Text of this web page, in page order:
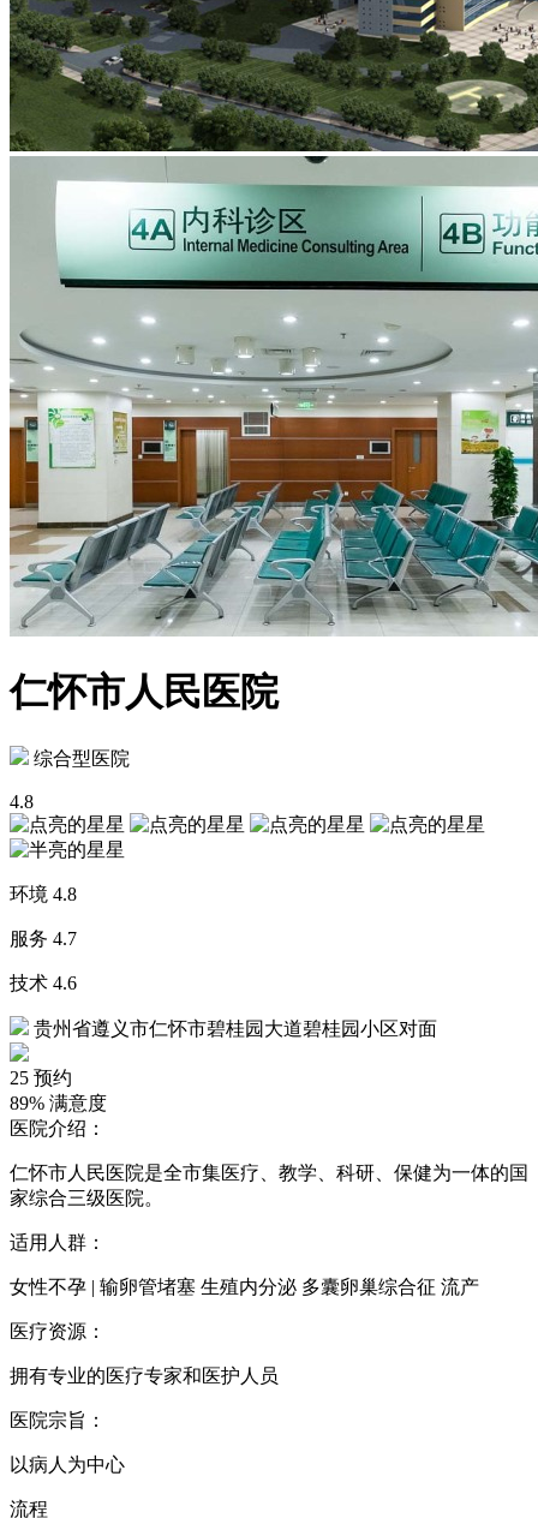
仁怀市人民医院
综合型医院
4.8
环境 4.8
服务 4.7
技术 4.6
贵州省遵义市仁怀市碧桂园大道碧桂园小区对面
25 预约
89% 满意度
医院介绍：
仁怀市人民医院是全市集医疗、教学、科研、保健为一体的国
家综合三级医院。
适用人群：
女性不孕 | 输卵管堵塞 生殖内分泌 多囊卵巢综合征 流产
医疗资源：
拥有专业的医疗专家和医护人员
医院宗旨：
以病人为中心
流程